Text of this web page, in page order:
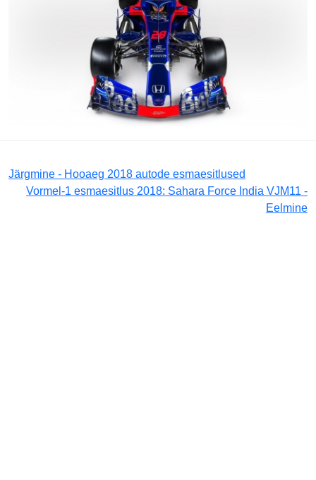
Järgmine - Hooaeg 2018 autode esmaesitlused
Vormel-1 esmaesitlus 2018: Sahara Force India VJM11 -
Eelmine